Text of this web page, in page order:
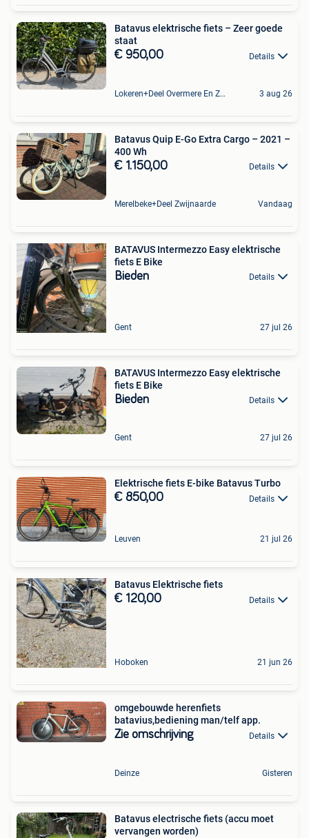
Batavus elektrische fiets – Zeer goede
staat
€ 950,00 Details
Lokeren+Deel Overmere En Zele 3 aug 26
Batavus Quip E-Go Extra Cargo – 2021 –
400 Wh
€ 1.150,00 Details
Merelbeke+Deel Zwijnaarde Vandaag
BATAVUS Intermezzo Easy elektrische
fiets E Bike
Bieden Details
Gent 27 jul 26
BATAVUS Intermezzo Easy elektrische
fiets E Bike
Bieden Details
Gent 27 jul 26
Elektrische fiets E-bike Batavus Turbo
€ 850,00 Details
Leuven 21 jul 26
Batavus Elektrische fiets
€ 120,00 Details
Hoboken 21 jun 26
omgebouwde herenfiets
batavius,bediening man/telf app.
Zie omschrijving Details
Deinze Gisteren
Batavus electrische fiets (accu moet
vervangen worden)